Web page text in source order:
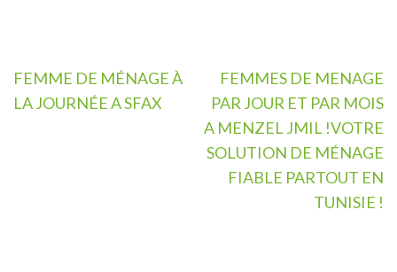
Navigation
de
FEMME DE MÉNAGE À
LA JOURNÉE A SFAX
FEMMES DE MENAGE
PAR JOUR ET PAR MOIS
A MENZEL JMIL !VOTRE
SOLUTION DE MÉNAGE
FIABLE PARTOUT EN
TUNISIE !